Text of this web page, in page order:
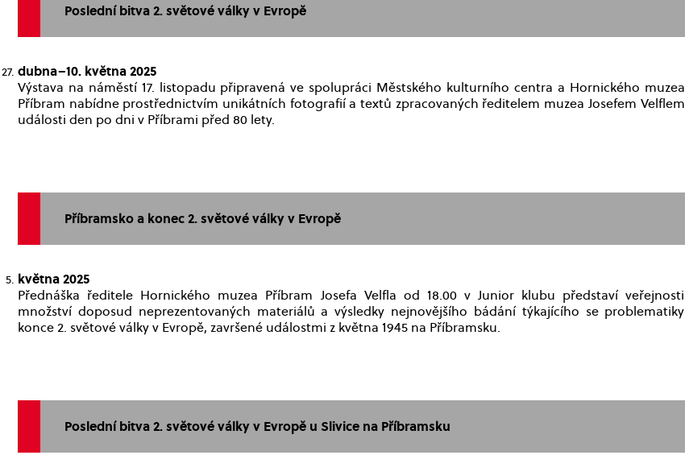
Poslední bitva 2. světové války v Evropě
dubna–10. května 2025
Výstava na náměstí 17. listopadu připravená ve spolupráci Městského kulturního centra a Hornického muzea
Příbram nabídne prostřednictvím unikátních fotografií a textů zpracovaných ředitelem muzea Josefem Velflem
události den po dni v Příbrami před 80 lety.
Příbramsko a konec 2. světové války v Evropě
května 2025
Přednáška ředitele Hornického muzea Příbram Josefa Velfla od 18.00 v Junior klubu představí veřejnosti
množství doposud neprezentovaných materiálů a výsledky nejnovějšího bádání týkajícího se problematiky
konce 2. světové války v Evropě, završené událostmi z května 1945 na Příbramsku.
Poslední bitva 2. světové války v Evropě u Slivice na Příbramsku